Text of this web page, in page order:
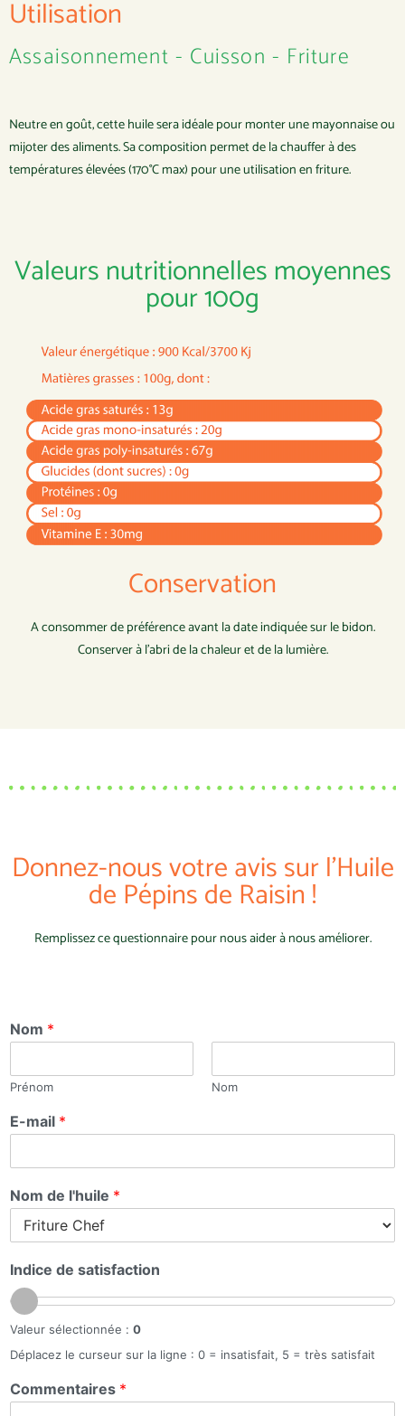
Utilisation
Assaisonnement - Cuisson - Friture
Neutre en goût, cette huile sera idéale pour monter une mayonnaise ou
mijoter des aliments. Sa composition permet de la chauffer à des
températures élevées (170°C max) pour une utilisation en friture.
Valeurs nutritionnelles moyennes
pour 100g
Conservation
A consommer de préférence avant la date indiquée sur le bidon.
Conserver à l’abri de la chaleur et de la lumière.
Donnez-nous votre avis sur l'Huile
de Pépins de Raisin !
Remplissez ce questionnaire pour nous aider à nous améliorer.
Nom *
Prénom Nom
E-mail *
Nom de l'huile *
Indice de satisfaction
Valeur sélectionnée : 0
Déplacez le curseur sur la ligne : 0 = insatisfait, 5 = très satisfait
Commentaires *